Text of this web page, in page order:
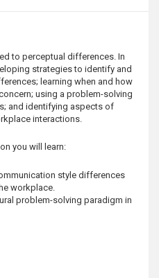
to perceptual differences. In
strategies to identify and
learning when and how
using a problem-solving
and identifying aspects of
interactions.
you will learn:
style differences
workplace.
problem-solving paradigm in